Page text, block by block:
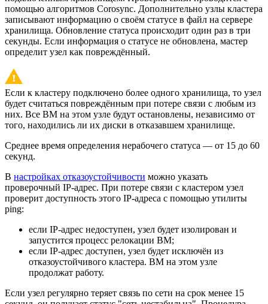
помощью алгоритмов Corosync. Дополнительно узлы кластера
записывают информацию о своём статусе в файл на сервере
хранилища. Обновление статуса происходит один раз в три
секунды. Если информация о статусе не обновлена, мастер
определит узел как повреждённый.
Если к кластеру подключено более одного хранилища, то узел
будет считаться повреждённым при потере связи с любым из
них. Все ВМ на этом узле будут остановлены, независимо от
того, находились ли их диски в отказавшем хранилище.
Среднее время определения нерабочего статуса — от 15 до 60
секунд.
В настройках отказоустойчивости можно указать
проверочный IP-адрес. При потере связи с кластером узел
проверит доступность этого IP-адреса с помощью утилиты
ping:
если IP-адрес недоступен, узел будет изолирован и
запустится процесс релокации ВМ;
если IP-адрес доступен, узел будет исключён из
отказоустойчивого кластера. ВМ на этом узле
продолжат работу.
Если узел регулярно теряет связь по сети на срок менее 15